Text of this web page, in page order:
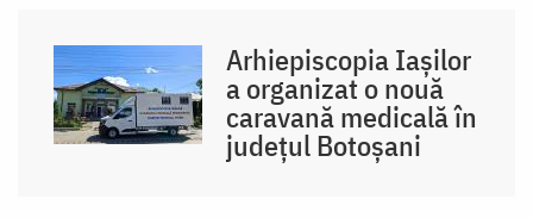
Arhiepiscopia Iașilor
a organizat o nouă
caravană medicală în
județul Botoșani